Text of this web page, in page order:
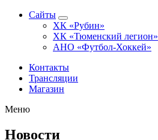
Сайты
ХК «Рубин»
ХК «Тюменский легион»
АНО «Футбол-Хоккей»
Контакты
Трансляции
Магазин
Меню
Новости